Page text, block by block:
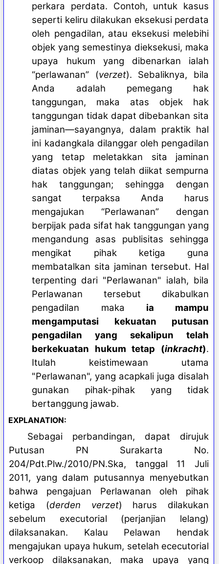
perkara perdata. Contoh, untuk kasus
seperti keliru dilakukan eksekusi perdata
oleh pengadilan, atau eksekusi melebihi
objek yang semestinya dieksekusi, maka
upaya hukum yang dibenarkan ialah
“perlawanan” (verzet). Sebaliknya, bila
Anda adalah pemegang hak
tanggungan, maka atas objek hak
tanggungan tidak dapat dibebankan sita
jaminan—sayangnya, dalam praktik hal
ini kadangkala dilanggar oleh pengadilan
yang tetap meletakkan sita jaminan
diatas objek yang telah diikat sempurna
hak tanggungan; sehingga dengan
sangat terpaksa Anda harus
mengajukan “Perlawanan” dengan
berpijak pada sifat hak tanggungan yang
mengandung asas publisitas sehingga
mengikat pihak ketiga guna
membatalkan sita jaminan tersebut. Hal
terpenting dari "Perlawanan" ialah, bila
Perlawanan tersebut dikabulkan
pengadilan maka ia mampu
mengamputasi kekuatan putusan
pengadilan yang sekalipun telah
berkekuatan hukum tetap (inkracht).
Itulah keistimewaan utama
"Perlawanan", yang acapkali juga disalah
gunakan pihak-pihak yang tidak
bertanggung jawab.
EXPLANATION:
Sebagai perbandingan, dapat dirujuk
Putusan PN Surakarta No.
204/Pdt.Plw./2010/PN.Ska, tanggal 11 Juli
2011, yang dalam putusannya menyebutkan
bahwa pengajuan Perlawanan oleh pihak
ketiga (derden verzet) harus dilakukan
sebelum executorial (perjanjian lelang)
dilaksanakan. Kalau Pelawan hendak
mengajukan upaya hukum, setelah ececutorial
verkoop dilaksanakan, maka upaya yang